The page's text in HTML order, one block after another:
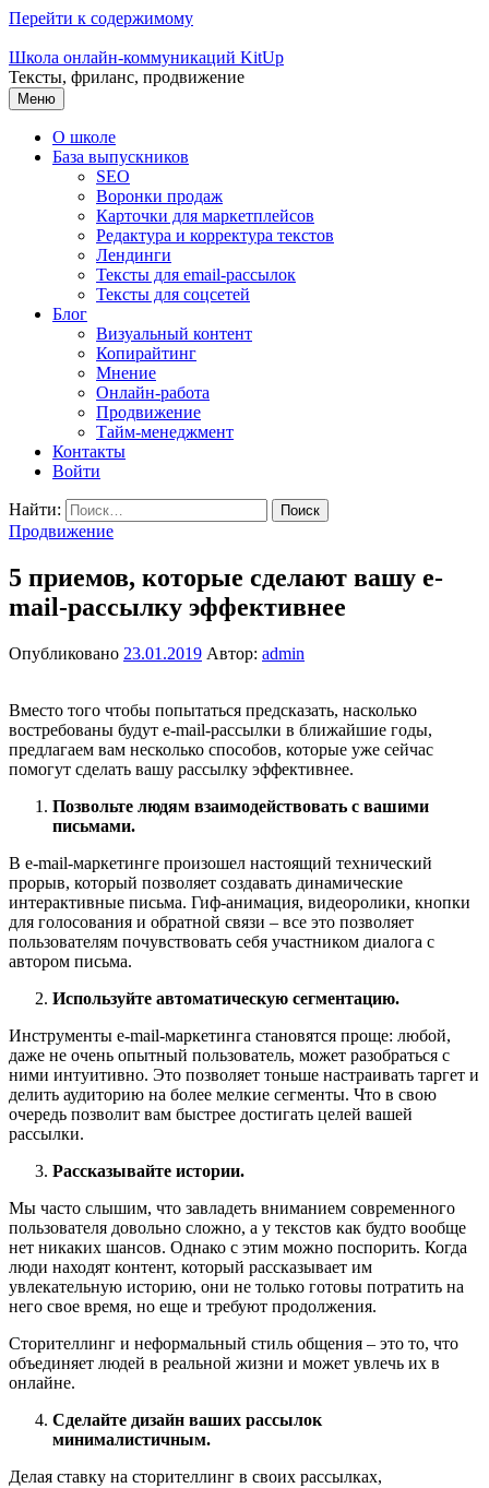
Перейти к содержимому
Школа онлайн-коммуникаций KitUp
Тексты, фриланс, продвижение
Меню
О школе
База выпускников
SEO
Воронки продаж
Карточки для маркетплейсов
Редактура и корректура текстов
Лендинги
Тексты для email-рассылок
Тексты для соцсетей
Блог
Визуальный контент
Копирайтинг
Мнение
Онлайн-работа
Продвижение
Тайм-менеджмент
Контакты
Войти
Найти:
Продвижение
5 приемов, которые сделают вашу e-
mail-рассылку эффективнее
Опубликовано 23.01.2019 Автор: admin
Вместо того чтобы попытаться предсказать, насколько
востребованы будут e-mail-рассылки в ближайшие годы,
предлагаем вам несколько способов, которые уже сейчас
помогут сделать вашу рассылку эффективнее.
Позвольте людям взаимодействовать с вашими
письмами.
В e-mail-маркетинге произошел настоящий технический
прорыв, который позволяет создавать динамические
интерактивные письма. Гиф-анимация, видеоролики, кнопки
для голосования и обратной связи – все это позволяет
пользователям почувствовать себя участником диалога с
автором письма.
Используйте автоматическую сегментацию.
Инструменты e-mail-маркетинга становятся проще: любой,
даже не очень опытный пользователь, может разобраться с
ними интуитивно. Это позволяет тоньше настраивать таргет и
делить аудиторию на более мелкие сегменты. Что в свою
очередь позволит вам быстрее достигать целей вашей
рассылки.
Рассказывайте истории.
Мы часто слышим, что завладеть вниманием современного
пользователя довольно сложно, а у текстов как будто вообще
нет никаких шансов. Однако с этим можно поспорить. Когда
люди находят контент, который рассказывает им
увлекательную историю, они не только готовы потратить на
него свое время, но еще и требуют продолжения.
Сторителлинг и неформальный стиль общения – это то, что
объединяет людей в реальной жизни и может увлечь их в
онлайне.
Сделайте дизайн ваших рассылок
минималистичным.
Делая ставку на сторителлинг в своих рассылках,